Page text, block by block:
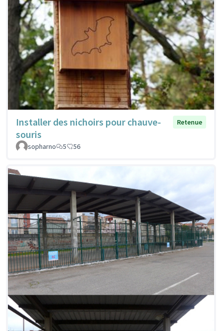
Installer des nichoirs pour chauve-
souris
Retenue
sopharno 5 56